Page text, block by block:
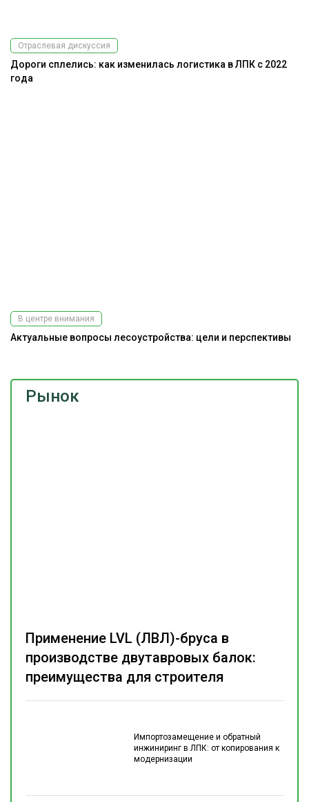
Рынок
Импортозамещение и обратный
инжиниринг в ЛПК: от копирования к
модернизации
Применение LVL (ЛВЛ)-бруса в
производстве двутавровых балок:
преимущества для строителя
Отраслевая дискуссия
Дороги сплелись: как изменилась логистика в ЛПК с 2022
года
В центре внимания
Актуальные вопросы лесоустройства: цели и перспективы